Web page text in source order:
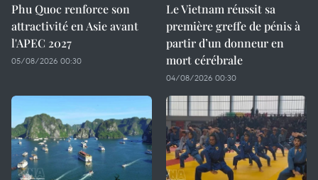
Phu Quoc renforce son
attractivité en Asie avant
l'APEC 2027
05/08/2026 00:30
Le Vietnam réussit sa
première greffe de pénis à
partir d’un donneur en
mort cérébrale
04/08/2026 00:30